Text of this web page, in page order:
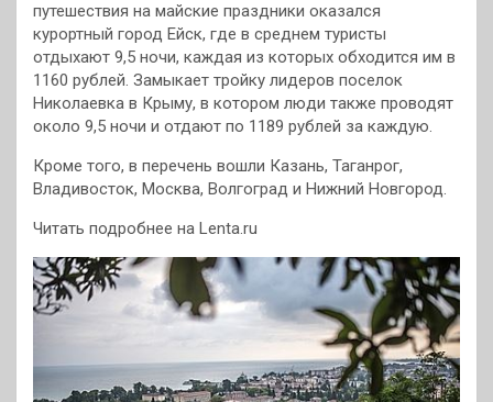
путешествия на майские праздники оказался
курортный город Ейск, где в среднем туристы
отдыхают 9,5 ночи, каждая из которых обходится им в
1160 рублей. Замыкает тройку лидеров поселок
Николаевка в Крыму, в котором люди также проводят
около 9,5 ночи и отдают по 1189 рублей за каждую.
Кроме того, в перечень вошли Казань, Таганрог,
Владивосток, Москва, Волгоград и Нижний Новгород.
Читать подробнее на Lenta.ru